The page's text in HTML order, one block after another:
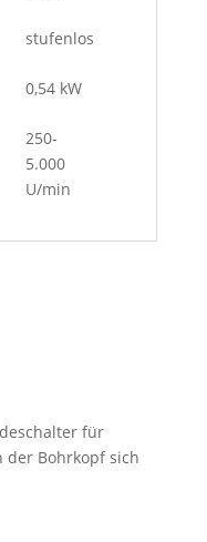
stufenlos
0,54 kW
250-
5.000
U/min
für
der Bohrkopf sich